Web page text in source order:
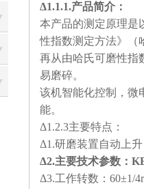
Δ1.1.1.产品简介：
本产品的测定原理是
性指数测定方法》（
再从由哈氏可磨性指
易磨碎。
该机智能化控制，微
能。
Δ1.2.3主要特点：
Δ1.研磨装置自动上
Δ2.主要技术参数：
Δ3.工作转数：60±1/4r